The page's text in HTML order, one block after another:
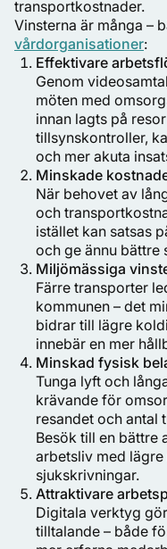
transportkostnader.
Vinsterna är många –
vårdorganisationer:
Effektivare
Genom
möten med
innan lagts på
tillsynskontroller,
och mer akuta
Minskade
När behovet av
och
istället kan satsas
och ge ännu bättre
Miljömässiga
Färre transporter
kommunen – det
bidrar till lägre
innebär en mer
Minskad fysisk
Tunga lyft och
krävande för
resandet och antal
Besök till en bättre
arbetsliv med
sjukskrivningar.
Attraktivare
Digitala verktyg
tilltalande – både